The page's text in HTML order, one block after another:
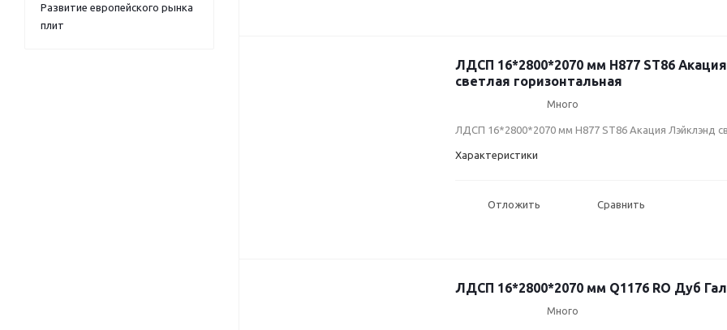
ЛДСП 16*2800*2070 мм H877 ST86
светлая горизонтальная
Много
ЛДСП 16*2800*2070 мм H877 ST86 Акация Лэйклэнд
Характеристики
Отложить Сравнить
ЛДСП 16*2800*2070 мм Q1176 RO Дуб
Много
Развитие европейского рынка
плит